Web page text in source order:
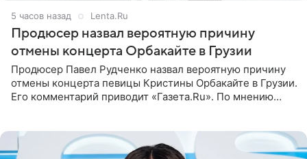
5 часов назад Lenta.Ru
Продюсер назвал вероятную причину
отмены концерта Орбакайте в Грузии
Продюсер Павел Рудченко назвал вероятную причину
отмены концерта певицы Кристины Орбакайте в Грузии.
Его комментарий приводит «Газета.Ru». По мнению